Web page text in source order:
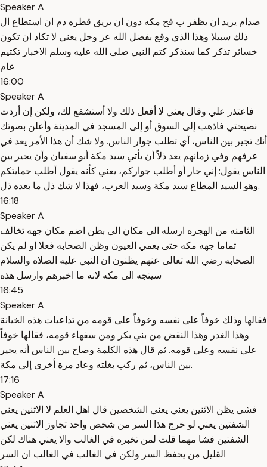
Speaker A
صدام يريد ان يظفر ب فح مكه دون ان يريق قطره دم ان استطاع ال
ذلك سبيلا وهذا الذي وقع بفضل الله عز وجل يعني لا تكاد ان تكون
خسائر تذكر كما سنذكر كتم النبي صلى الله عليه وسلم الاخبار تكتيم
عام
16:00
Speaker A
فاعتذر علي وقال يعني لا أفعل ذلك ولا أستشفع لك، ولكن إن أردت
نصيحتي فاذهب إلى السوق أو إلى المسجد في المدينة وأعلن بصوتك
أنك تجير بين الناس، أي تطلب جوار الناس. ولا شك أن هذا الأمر يعد في
عرفهم وفي زمانهم يعد ذلاً أن يأتي سيد مكة أبو سفيان وأن يجير بين
الناس يقول: إني جار أو أطلب جواركم، يعني كأنه يقول أطلب حمايتكم
وهو السيد المطاع سيد مكة وسيد العرب، فهذا لا شك ذل ما بعده ذل.
16:18
Speaker A
الثامنه من الهجره ارسله الى مكان الى بطن اضم مكان جهه تخالف
تماما جهه مكه حتى يعمي العيون وظن الصحابه فعلا او لم يكن
الصحابه رضي الله تعالى عنهم يظنون ان النبي عليه الصلاه والسلام
سيتجه الى مكه لانه ما اخبرهم وارسل هذه
16:45
Speaker A
فقالها وذلك خوفاً على نفسه وخوفاً على قومه من تداعيات هذه الخيانة
وهذا الغدر وهذا النقض من بني بكر ومن سفهاء قومه، فقالها خوفاً
على نفسه وعلى قومه. ثم قال هذه الكلمة وصاح بين الناس أنه يجير
بين الناس، ثم ركب بغلته وعاد مرة أخرى إلى مكة.
17:16
Speaker A
فشى يظن الاثنين يعني يعني الشخصين قال اهل العلم لا الاثنين يعني
الشفتين يعني لو خرج هذا السر من شخص واحد تجاوز الاثنين يعني
الشفتين فشا مهما قلت لمن تخبره في الغالب والا يعني هناك لكن
القليل من يحفظ السر ولكن في الغالب في الغالب ان السر